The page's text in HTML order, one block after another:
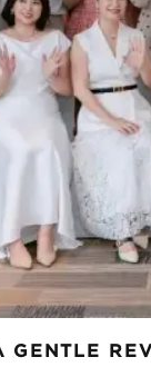
GENTLE